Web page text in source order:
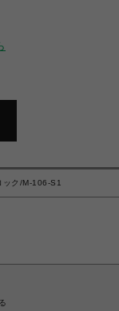
ック/M-106-S1